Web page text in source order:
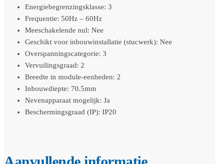
Energiebegrenzingsklasse: 3
Frequentie: 50Hz – 60Hz
Meeschakelende nul: Nee
Geschikt voor inbouwinstallatie (stucwerk): Nee
Overspanningscategorie: 3
Vervuilingsgraad: 2
Breedte in module-eenheden: 2
Inbouwdiepte: 70.5mm
Nevenapparaat mogelijk: Ja
Beschermingsgraad (IP): IP20